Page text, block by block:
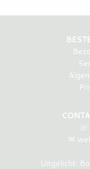
☏
✉
Uitgelicht: